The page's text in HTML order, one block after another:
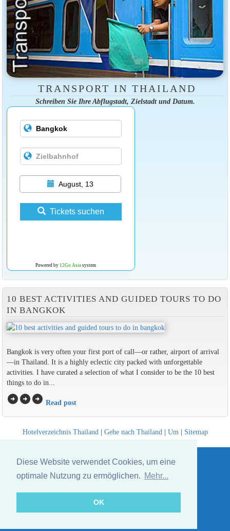
Diese Website verwendet Cookies, um eine
optimale Nutzung zu ermöglichen. Mehr...
OK
TRANSPORT IN THAILAND
Schreiben Sie Ihre Abflugstadt, Zielstadt und Datum.
August, 13
Tickets suchen
Powered by 12Go Asiasystem
10 BEST ACTIVITIES AND GUIDED TOURS TO DO
IN BANGKOK
Bangkok is very often your first port of call—or rather, airport of arrival
—in Thailand. It is a highly eclectic city packed with unforgettable
activities. I have curated a selection of what I consider to be the 10 best
things to do in...
arrow_circle_rightarrow_circle_rightarrow_circle_right Read post
Hotelverzeichnis Thailand | Gehe nach Thailand | Um | Sitemap